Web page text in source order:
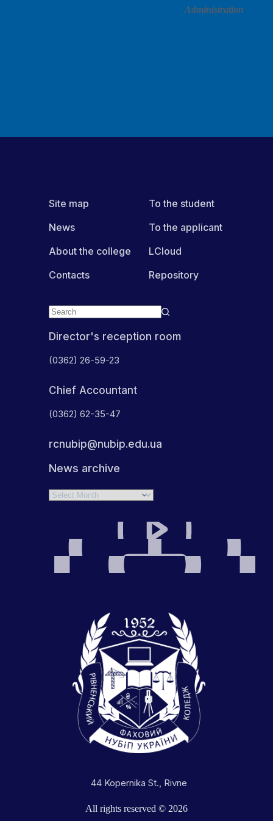
Administration
Director's reception room
(0362) 26-59-23
Chief Accountant
(0362) 62-35-47
rcnubip@nubip.edu.ua
News archive
Archives
44 Kopernika St., Rivne
Site map
News
About the college
Contacts
To the student
To the applicant
LCloud
Repository
All rights reserved © 2026